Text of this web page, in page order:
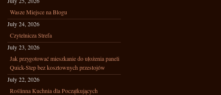
Wasze Miejsce na Blogu
July 24, 2026
Czytelnicza Strefa
July 23, 2026
Jak przygotować mieszkanie do ułożenia paneli
Quick-Step bez kosztownych przestojów
July 22, 2026
Roślinna Kuchnia dla Początkujących